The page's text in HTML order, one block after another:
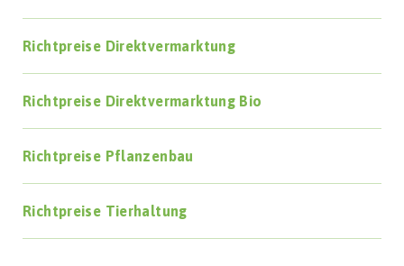
Richtpreise Direktvermarktung
Richtpreise Direktvermarktung Bio
Richtpreise Pflanzenbau
Richtpreise Tierhaltung